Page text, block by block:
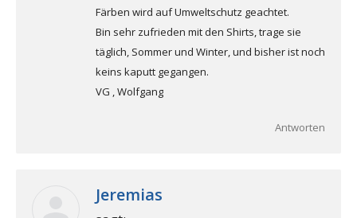
Färben wird auf Umweltschutz geachtet.
Bin sehr zufrieden mit den Shirts, trage sie
täglich, Sommer und Winter, und bisher ist noch
keins kaputt gegangen.
VG , Wolfgang
Antworten
Jeremias